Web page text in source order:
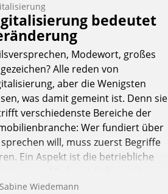
bedeutet
Modewort, großes
Alle reden von
aber die Wenigsten
was damit gemeint ist. Denn sie
verschiedenste Bereiche der
Wer fundiert über
will, muss zuerst Begriffe
Ein Aspekt ist die betriebliche
große Einsparungen durch
Sabine Wiedemann